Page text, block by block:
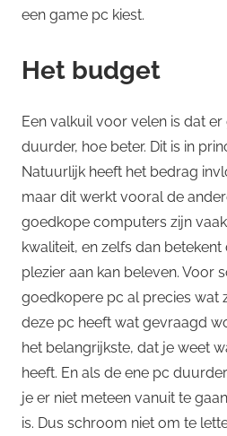
een game pc kiest.
Het budget
Een valkuil voor velen is dat
duurder, hoe beter. Dit is in
Natuurlijk heeft het bedrag
maar dit werkt vooral de
goedkope computers zijn
kwaliteit, en zelfs dan
plezier aan kan beleven. Voor
goedkopere pc al precies wat
deze pc heeft wat gevraagd
het belangrijkste, dat je weet
heeft. En als de ene pc
je er niet meteen vanuit te
is. Dus schroom niet om te